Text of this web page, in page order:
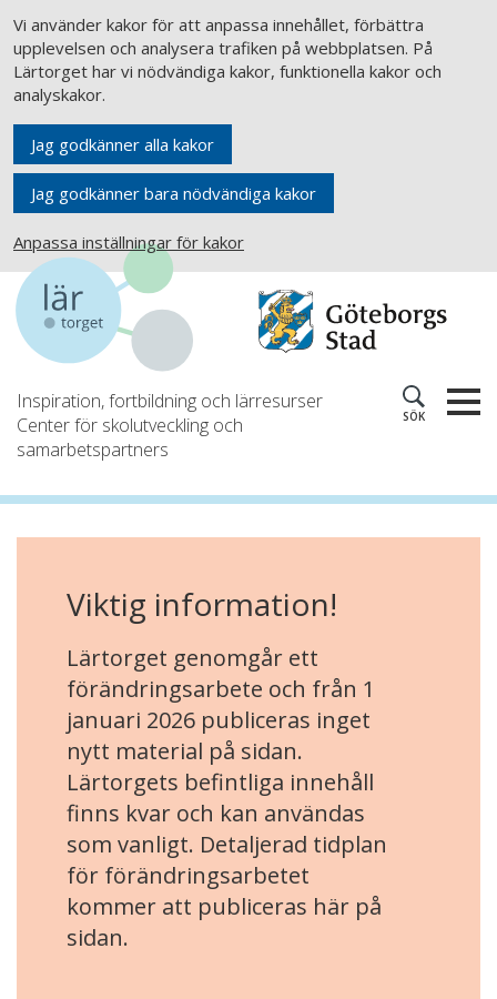
Vi använder kakor för att anpassa innehållet, förbättra
upplevelsen och analysera trafiken på webbplatsen. På
Lärtorget har vi nödvändiga kakor, funktionella kakor och
analyskakor.
Jag godkänner alla kakor
Jag godkänner bara nödvändiga kakor
Anpassa inställningar för kakor
Inspiration, fortbildning och lärresurser
Center för skolutveckling och
samarbetspartners
SÖK
Viktig information!
Lärtorget genomgår ett
förändringsarbete och från 1
januari 2026 publiceras inget
nytt material på sidan.
Lärtorgets befintliga innehåll
finns kvar och kan användas
som vanligt. Detaljerad tidplan
för förändringsarbetet
kommer att publiceras här på
sidan.